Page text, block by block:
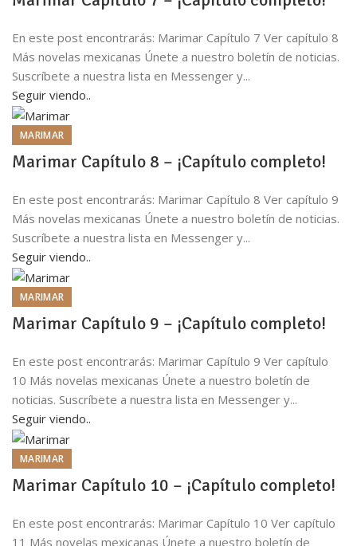
En este post encontrarás: Marimar Capítulo 7 Ver capítulo 8
Más novelas mexicanas Únete a nuestro boletín de noticias.
Suscríbete a nuestra lista en Messenger y...
Seguir viendo..
MARIMAR
Marimar Capítulo 8 – ¡Capítulo completo!
En este post encontrarás: Marimar Capítulo 8 Ver capítulo 9
Más novelas mexicanas Únete a nuestro boletín de noticias.
Suscríbete a nuestra lista en Messenger y...
Seguir viendo..
MARIMAR
Marimar Capítulo 9 – ¡Capítulo completo!
En este post encontrarás: Marimar Capítulo 9 Ver capítulo
10 Más novelas mexicanas Únete a nuestro boletín de
noticias. Suscríbete a nuestra lista en Messenger y...
Seguir viendo..
MARIMAR
Marimar Capítulo 10 – ¡Capítulo completo!
En este post encontrarás: Marimar Capítulo 10 Ver capítulo
11 Más novelas mexicanas Únete a nuestro boletín de